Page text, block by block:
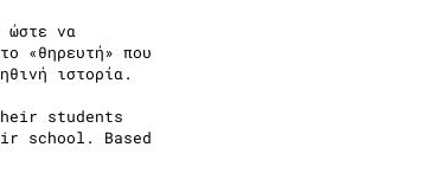
ώστε να
«θηρευτή» που
ιστορία.
students
school. Based